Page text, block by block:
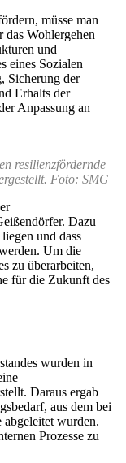
müsse man
das Wohlergehen
und
eines Sozialen
Sicherung der
Erhalts der
Anpassung an
resilienzfördernde
Foto: SMG
Dazu
und dass
Um die
zu überarbeiten,
für die Zukunft des
wurden in
Daraus ergab
aus dem bei
wurden.
Prozesse zu